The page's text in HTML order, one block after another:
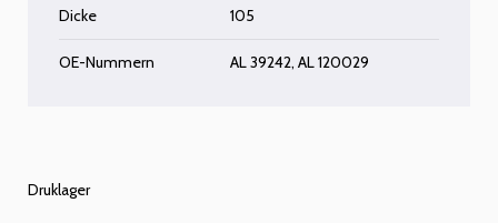
Dicke 105
OE-Nummern AL 39242, AL 120029
Druklager